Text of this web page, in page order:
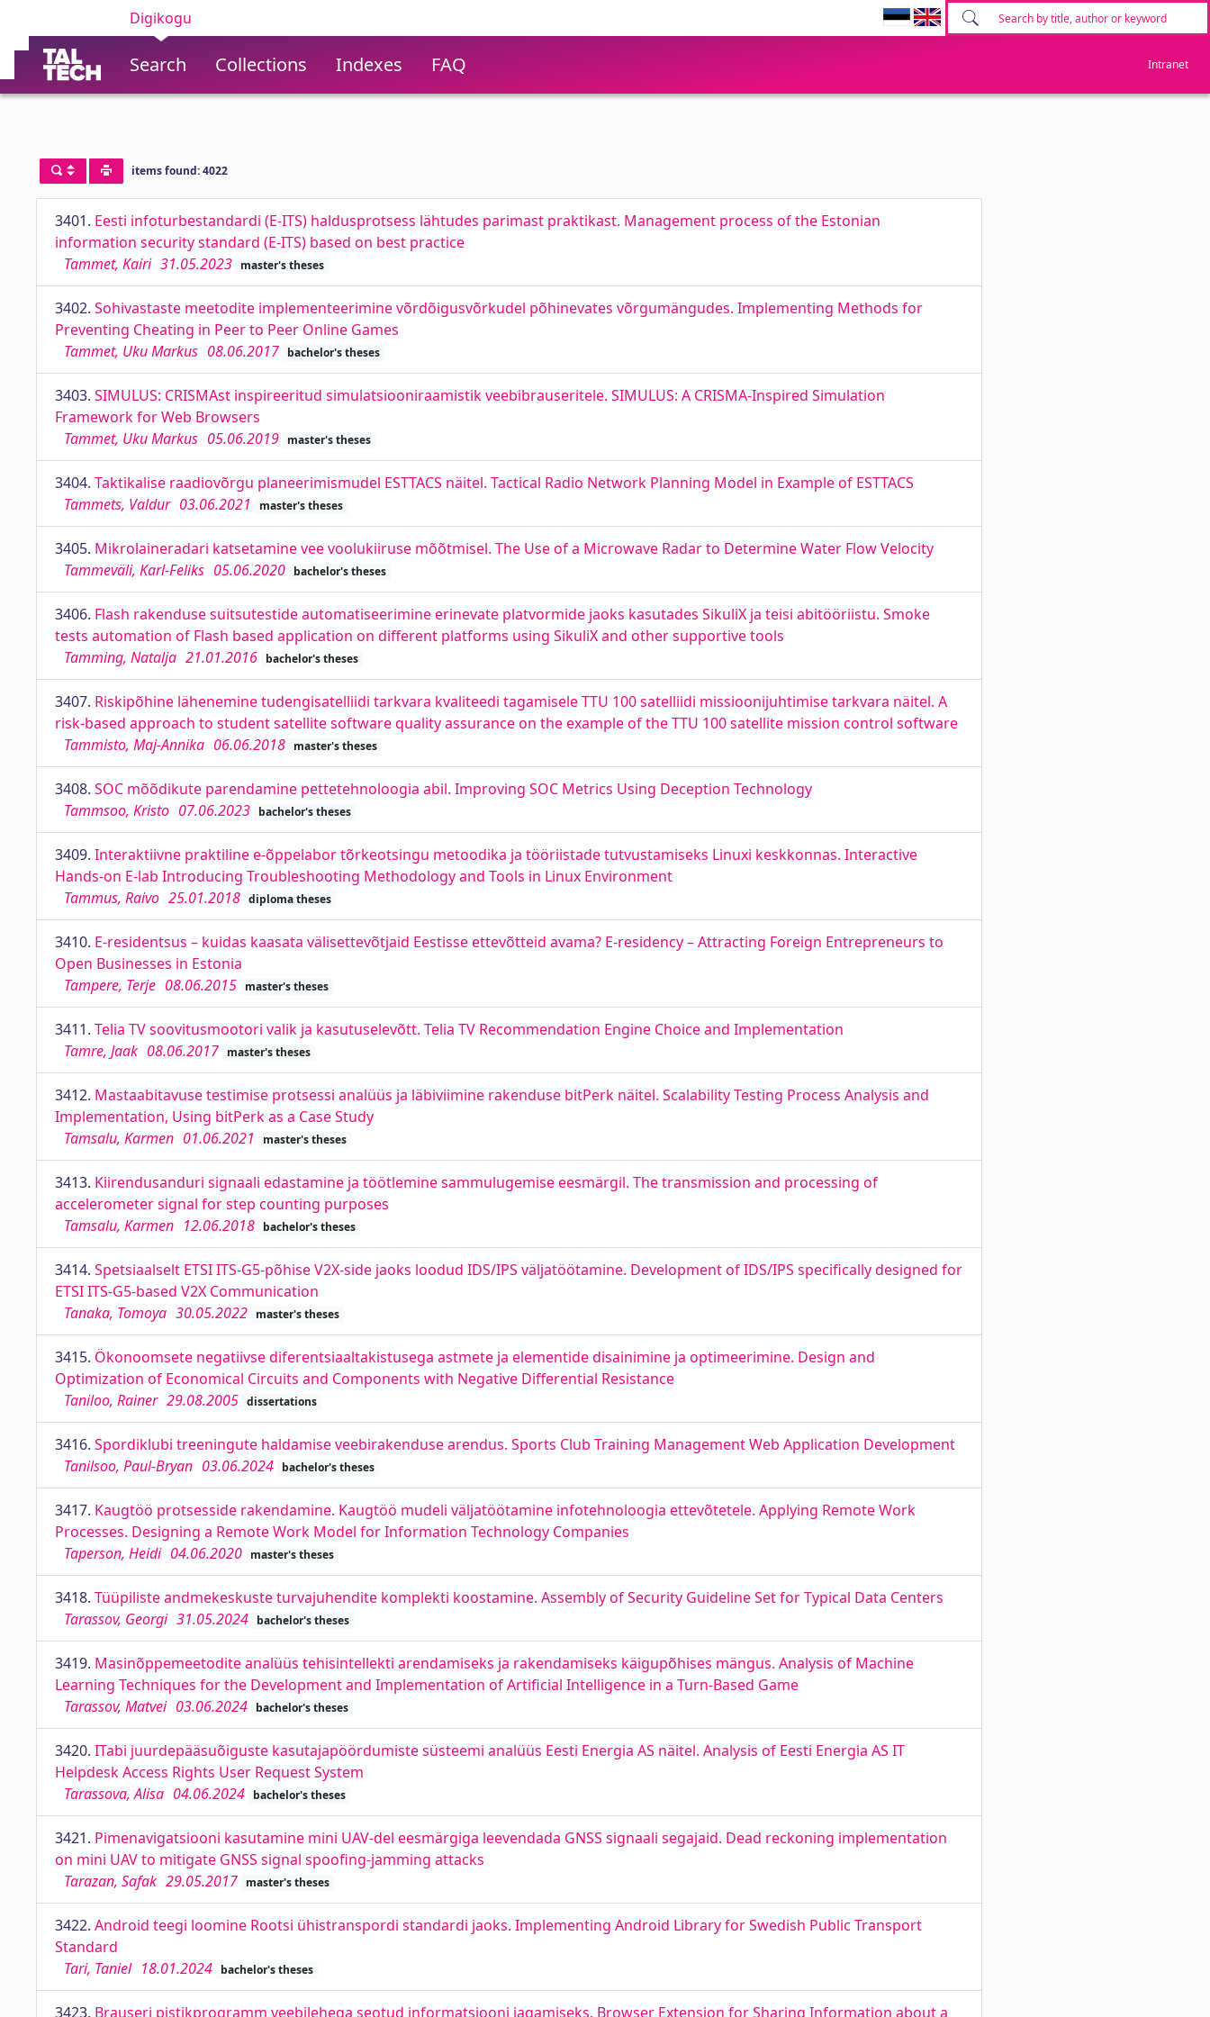
Digikogu
Search Collections Indexes FAQ Intranet
items found: 4022
3401. Eesti infoturbestandardi (E-ITS) haldusprotsess lähtudes parimast praktikast. Management process of the Estonian
information security standard (E-ITS) based on best practice
Tammet, Kairi 31.05.2023 master's theses
3402. Sohivastaste meetodite implementeerimine võrdõigusvõrkudel põhinevates võrgumängudes. Implementing Methods for
Preventing Cheating in Peer to Peer Online Games
Tammet, Uku Markus 08.06.2017 bachelor's theses
3403. SIMULUS: CRISMAst inspireeritud simulatsiooniraamistik veebibrauseritele. SIMULUS: A CRISMA-Inspired Simulation
Framework for Web Browsers
Tammet, Uku Markus 05.06.2019 master's theses
3404. Taktikalise raadiovõrgu planeerimismudel ESTTACS näitel. Tactical Radio Network Planning Model in Example of ESTTACS
Tammets, Valdur 03.06.2021 master's theses
3405. Mikrolaineradari katsetamine vee voolukiiruse mõõtmisel. The Use of a Microwave Radar to Determine Water Flow Velocity
Tammeväli, Karl-Feliks 05.06.2020 bachelor's theses
3406. Flash rakenduse suitsutestide automatiseerimine erinevate platvormide jaoks kasutades SikuliX ja teisi abitööriistu. Smoke
tests automation of Flash based application on different platforms using SikuliX and other supportive tools
Tamming, Natalja 21.01.2016 bachelor's theses
3407. Riskipõhine lähenemine tudengisatelliidi tarkvara kvaliteedi tagamisele TTU 100 satelliidi missioonijuhtimise tarkvara näitel. A
risk-based approach to student satellite software quality assurance on the example of the TTU 100 satellite mission control software
Tammisto, Maj-Annika 06.06.2018 master's theses
3408. SOC mõõdikute parendamine pettetehnoloogia abil. Improving SOC Metrics Using Deception Technology
Tammsoo, Kristo 07.06.2023 bachelor's theses
3409. Interaktiivne praktiline e-õppelabor tõrkeotsingu metoodika ja tööriistade tutvustamiseks Linuxi keskkonnas. Interactive
Hands-on E-lab Introducing Troubleshooting Methodology and Tools in Linux Environment
Tammus, Raivo 25.01.2018 diploma theses
3410. E-residentsus – kuidas kaasata välisettevõtjaid Eestisse ettevõtteid avama? E-residency – Attracting Foreign Entrepreneurs to
Open Businesses in Estonia
Tampere, Terje 08.06.2015 master's theses
3411. Telia TV soovitusmootori valik ja kasutuselevõtt. Telia TV Recommendation Engine Choice and Implementation
Tamre, Jaak 08.06.2017 master's theses
3412. Mastaabitavuse testimise protsessi analüüs ja läbiviimine rakenduse bitPerk näitel. Scalability Testing Process Analysis and
Implementation, Using bitPerk as a Case Study
Tamsalu, Karmen 01.06.2021 master's theses
3413. Kiirendusanduri signaali edastamine ja töötlemine sammulugemise eesmärgil. The transmission and processing of
accelerometer signal for step counting purposes
Tamsalu, Karmen 12.06.2018 bachelor's theses
3414. Spetsiaalselt ETSI ITS-G5-põhise V2X-side jaoks loodud IDS/IPS väljatöötamine. Development of IDS/IPS specifically designed for
ETSI ITS-G5-based V2X Communication
Tanaka, Tomoya 30.05.2022 master's theses
3415. Ökonoomsete negatiivse diferentsiaaltakistusega astmete ja elementide disainimine ja optimeerimine. Design and
Optimization of Economical Circuits and Components with Negative Differential Resistance
Taniloo, Rainer 29.08.2005 dissertations
3416. Spordiklubi treeningute haldamise veebirakenduse arendus. Sports Club Training Management Web Application Development
Tanilsoo, Paul-Bryan 03.06.2024 bachelor's theses
3417. Kaugtöö protsesside rakendamine. Kaugtöö mudeli väljatöötamine infotehnoloogia ettevõtetele. Applying Remote Work
Processes. Designing a Remote Work Model for Information Technology Companies
Taperson, Heidi 04.06.2020 master's theses
3418. Tüüpiliste andmekeskuste turvajuhendite komplekti koostamine. Assembly of Security Guideline Set for Typical Data Centers
Tarassov, Georgi 31.05.2024 bachelor's theses
3419. Masinõppemeetodite analüüs tehisintellekti arendamiseks ja rakendamiseks käigupõhises mängus. Analysis of Machine
Learning Techniques for the Development and Implementation of Artificial Intelligence in a Turn-Based Game
Tarassov, Matvei 03.06.2024 bachelor's theses
3420. ITabi juurdepääsuõiguste kasutajapöördumiste süsteemi analüüs Eesti Energia AS näitel. Analysis of Eesti Energia AS IT
Helpdesk Access Rights User Request System
Tarassova, Alisa 04.06.2024 bachelor's theses
3421. Pimenavigatsiooni kasutamine mini UAV-del eesmärgiga leevendada GNSS signaali segajaid. Dead reckoning implementation
on mini UAV to mitigate GNSS signal spoofing-jamming attacks
Tarazan, Safak 29.05.2017 master's theses
3422. Android teegi loomine Rootsi ühistranspordi standardi jaoks. Implementing Android Library for Swedish Public Transport
Standard
Tari, Taniel 18.01.2024 bachelor's theses
3423. Brauseri pistikprogramm veebilehega seotud informatsiooni jagamiseks. Browser Extension for Sharing Information about a